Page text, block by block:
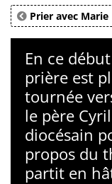
Prier avec Marie
En ce
prière est
tournée
le père
diocésain
propos du
partit en